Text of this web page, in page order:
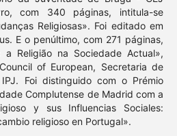
com 340 páginas, intitula-se
Religiosas». Foi editado em
E o penúltimo, com 271 páginas,
Religião na Sociedade Actual»,
of European, Secretaria de
Foi distinguido com o Prémio
Complutense de Madrid com a
y sus Influencias Sociales:
religioso en Portugal».